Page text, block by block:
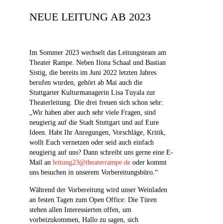
NEUE LEITUNG AB 2023
Im Sommer 2023 wechselt das Leitungsteam am
Theater Rampe. Neben Ilona Schaal und Bastian
Sistig, die bereits im Juni 2022 letzten Jahres
berufen wurden, gehört ab Mai auch die
Stuttgarter Kulturmanagerin Lisa Tuyala zur
Theaterleitung. Die drei freuen sich schon sehr:
„Wir haben aber auch sehr viele Fragen, sind
neugierig auf die Stadt Stuttgart und auf Eure
Ideen. Habt Ihr Anregungen, Vorschläge, Kritik,
wollt Euch vernetzen oder seid auch einfach
neugierig auf uns? Dann schreibt uns gerne eine E-
Mail an leitung23@theaterrampe.de oder kommt
uns besuchen in unserem Vorbereitungsbüro.“
Während der Vorbereitung wird unser Weinladen
an festen Tagen zum Open Office: Die Türen
stehen allen Interessierten offen, um
vorbeizukommen, Hallo zu sagen, sich